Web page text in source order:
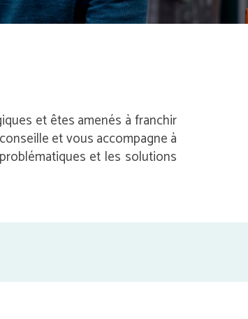
et êtes amenés à franchir
et vous accompagne à
et les solutions